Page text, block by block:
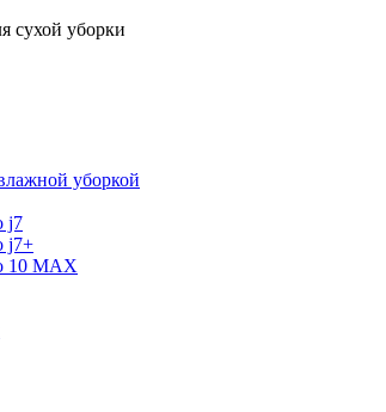
сухой уборки
уборкой
j7
j7+
10 MAX